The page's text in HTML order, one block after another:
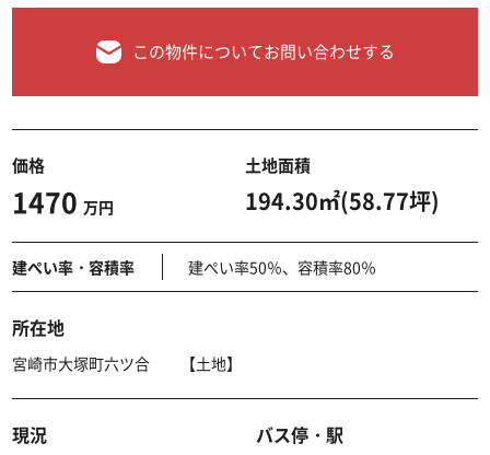
この物件についてお問い合わせする
価格
1470 万円
土地面積
194.30㎡(58.77坪)
建ぺい率・容積率 建ぺい率50％、容積率80％
所在地
宮崎市大塚町六ツ合 【土地】
現況 バス停・駅